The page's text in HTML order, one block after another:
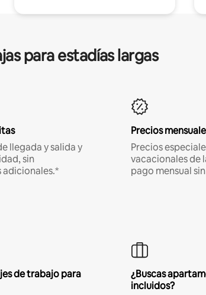
para estadías largas
llegada y salida y
sin
Precios
Precios
vacacionales de
pago mensual
de trabajo para
¿Buscas
incluidos?